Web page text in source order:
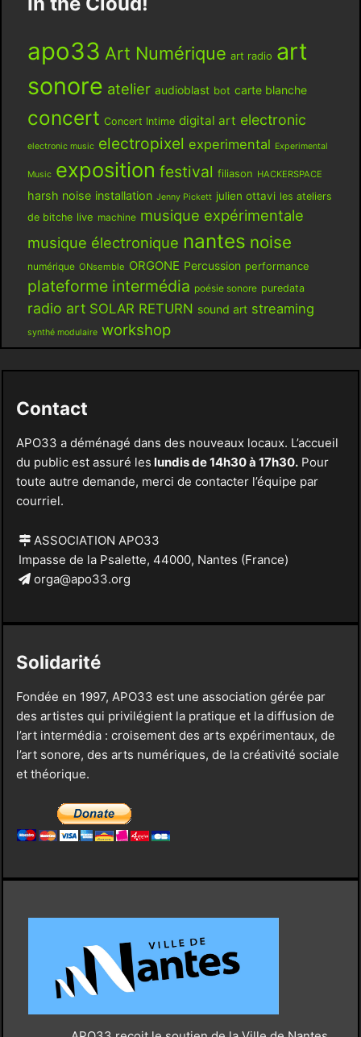
apo33 Art Numérique art radio art
sonore atelier audioblast bot carte blanche
concert Concert Intime digital art electronic
electronic music electropixel experimental Experimental
Music exposition festival filiason HACKERSPACE
harsh noise installation Jenny Pickett julien ottavi les ateliers
de bitche live machine musique expérimentale
musique électronique nantes noise
numérique ONsemble ORGONE Percussion performance
plateforme intermédia poésie sonore puredata
radio art SOLAR RETURN sound art streaming
synthé modulaire workshop
Contact
APO33 a déménagé dans des nouveaux locaux. L’accueil
du public est assuré les lundis de 14h30 à 17h30.Pour
toute autre demande, merci de contacter l’équipe par
courriel.
ASSOCIATION APO33
Impasse de la Psalette, 44000, Nantes (France)
orga@apo33.org
Solidarité
Fondée en 1997, APO33 est une association gérée par
des artistes qui privilégient la pratique et la diffusion de
l’art intermédia : croisement des arts expérimentaux, de
l’art sonore, des arts numériques, de la créativité sociale
et théorique.